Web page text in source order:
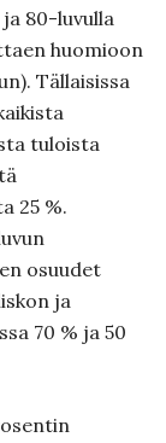
80-luvulla
huomioon
Tällaisissa
tuloista
25 %.
osuudet
ja
70 % ja 50